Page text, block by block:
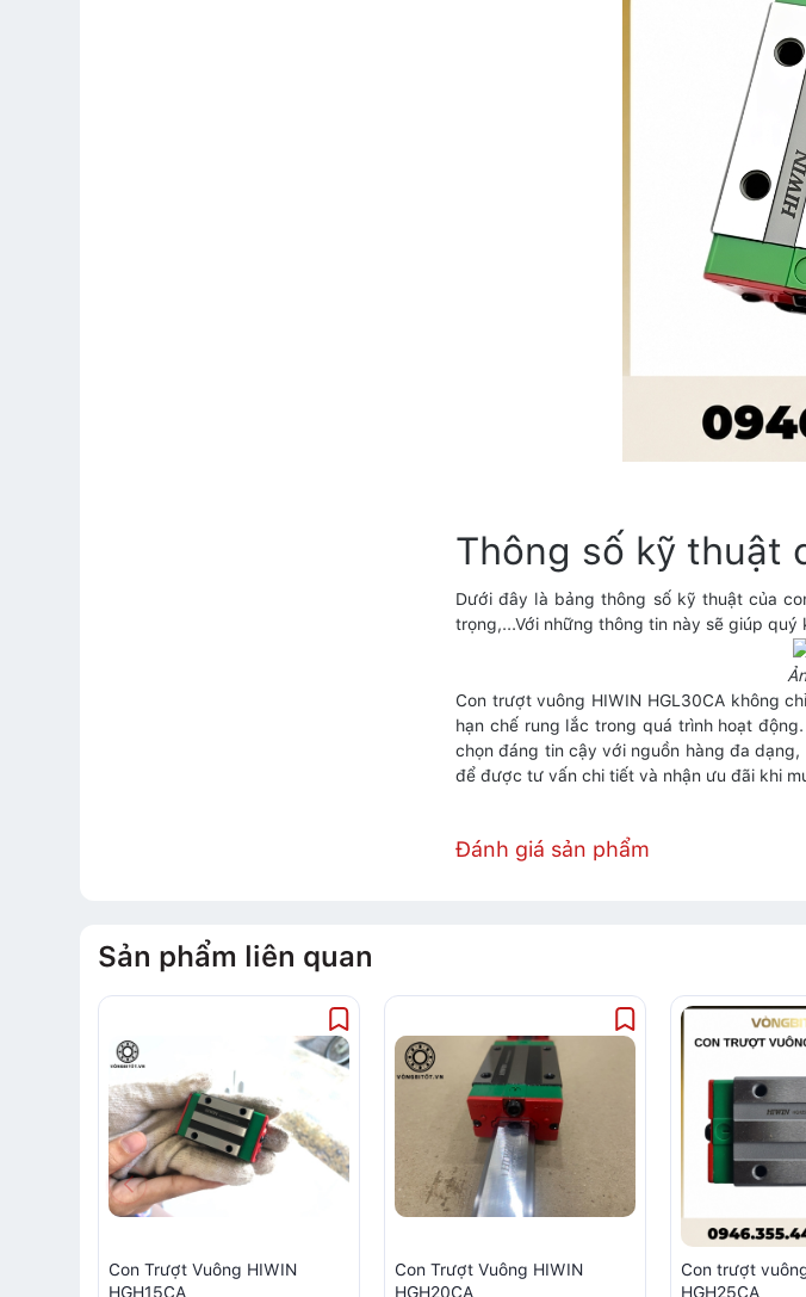
Thông số kỹ thuật
Dưới đây là bảng thông số kỹ thuật của
trọng,...Với những thông tin này sẽ giúp
Con trượt vuông HIWIN HGL30CA không
hạn chế rung lắc trong quá trình hoạt
chọn đáng tin cậy với nguồn hàng đa
để được tư vấn chi tiết và nhận ưu đãi khi
Đánh giá sản phẩm
Sản phẩm liên quan
Con Trượt Vuông HIWIN
HGH15CA
Con Trượt Vuông HIWIN
HGH20CA
Con trượt
HGH25CA